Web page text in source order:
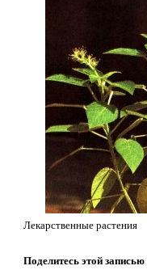
Лекарственные растения
Поделитесь этой